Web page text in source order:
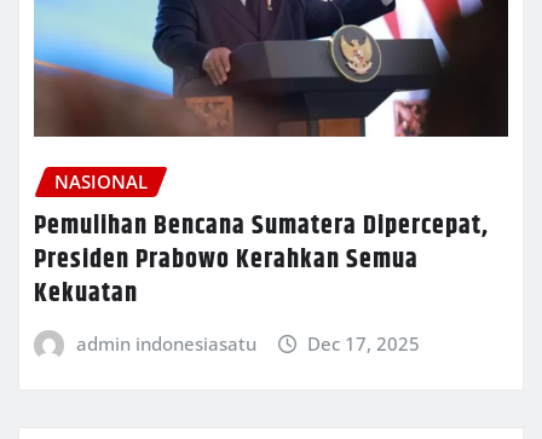
NASIONAL
Pemulihan Bencana Sumatera Dipercepat,
Presiden Prabowo Kerahkan Semua
Kekuatan
admin indonesiasatu Dec 17, 2025